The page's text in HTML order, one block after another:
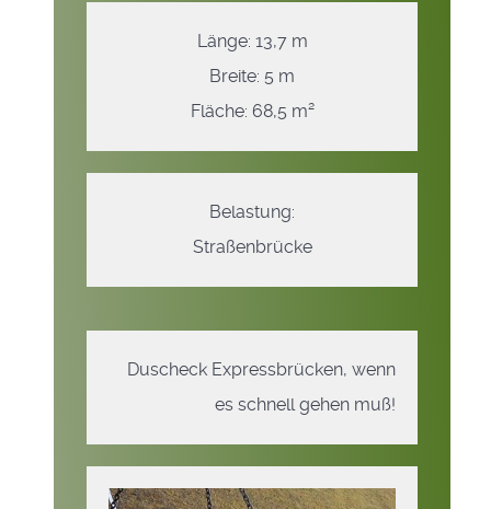
Länge: 13,7 m
Breite: 5 m
Fläche: 68,5 m²
Belastung:
Straßenbrücke
Duscheck Expressbrücken, wenn
es schnell gehen muß!